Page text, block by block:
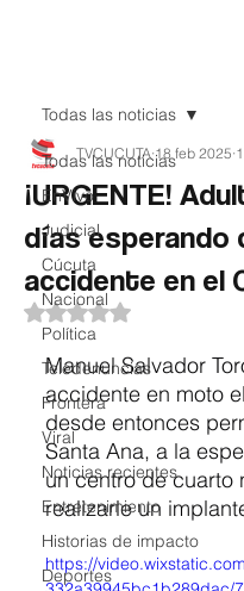
Todas las noticias
EnVivo
Judicial
Cúcuta
Nacional
Política
Teledenuncias
Frontera
Viral
Noticias recientes
Entretenimiento
Historias de impacto
Deportes
Todas las noticias
¡URGENTE!
días esperando
accidente en el
TVCUCUTA 18 feb 2025
Obtuvo NaN de 5
Manuel Salvador
accidente en moto
desde entonces
Santa Ana, a la
un centro de cuarto
realizarle un
https://